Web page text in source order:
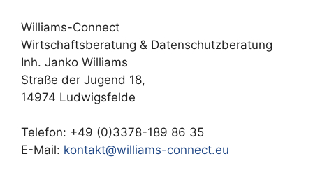
Williams-Connect
Wirtschaftsberatung & Datenschutzberatung
Inh. Janko Williams
Straße der Jugend 18,
14974 Ludwigsfelde
Telefon: +49 (0)3378-189 86 35
E-Mail: kontakt@williams-connect.eu